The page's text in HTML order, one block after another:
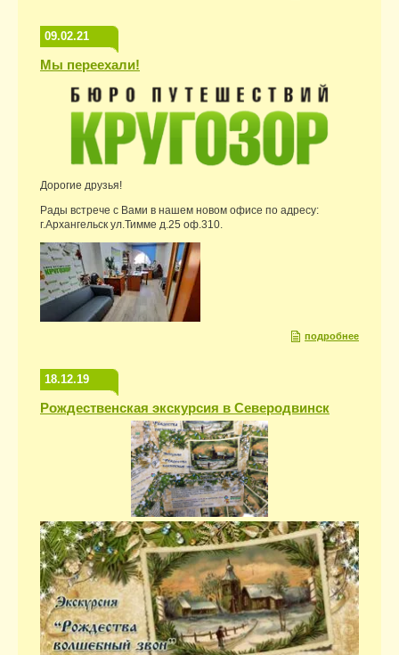
09.02.21
Мы переехали!
Дорогие друзья!
Рады встрече с Вами в нашем новом офисе по адресу:
г.Архангельск ул.Тимме д.25 оф.310.
подробнее
18.12.19
Рождественская экскурсия в Северодвинск